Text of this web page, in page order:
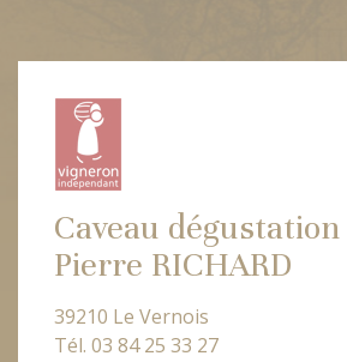
Caveau dégustation
Pierre RICHARD
39210 Le Vernois
Tél. 03 84 25 33 27